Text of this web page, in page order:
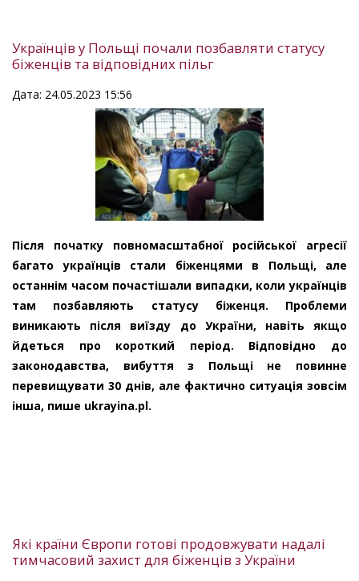
Українців у Польщі почали позбавляти статусу
біженців та відповідних пільг
Дата: 24.05.2023 15:56
Після початку повномасштабної російської агресії
багато українців стали біженцями в Польщі, але
останнім часом почастішали випадки, коли українців
там позбавляють статусу біженця. Проблеми
виникають після виїзду до України, навіть якщо
йдеться про короткий період. Відповідно до
законодавства, вибуття з Польщі не повинне
перевищувати 30 днів, але фактично ситуація зовсім
інша, пише ukrayina.pl.
Які країни Європи готові продовжувати надалі
тимчасовий захист для біженців з України